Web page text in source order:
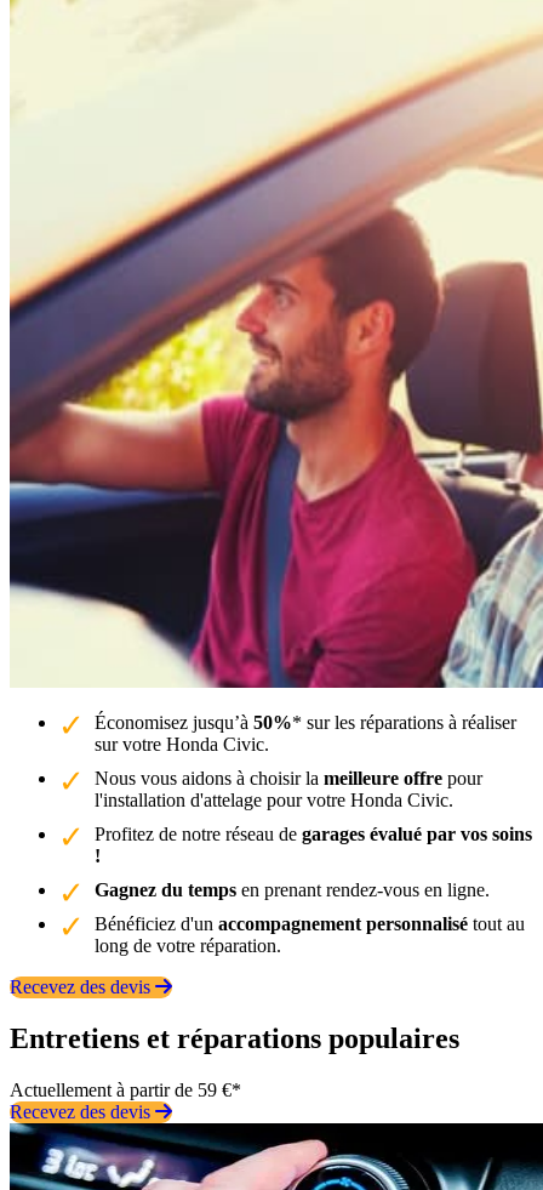
Économisez jusqu’à 50%* sur les réparations à réaliser
sur votre Honda Civic.
Nous vous aidons à choisir la meilleure offre pour
l'installation d'attelage pour votre Honda Civic.
Profitez de notre réseau de garages évalué par vos soins
!
Gagnez du temps en prenant rendez-vous en ligne.
Bénéficiez d'un accompagnement personnalisé tout au
long de votre réparation.
Recevez des devis
Entretiens et réparations populaires
Actuellement à partir de 59 €*
Recevez des devis